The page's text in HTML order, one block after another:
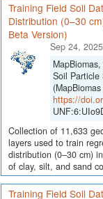
Training Field Soil
Distribution (0–30
Beta Version)
Sep 24, 2025
Soil Particle
https://
Collection of 11,633
layers used to train
distribution (0–30 cm)
of clay, silt, and sand
Training Field Soil